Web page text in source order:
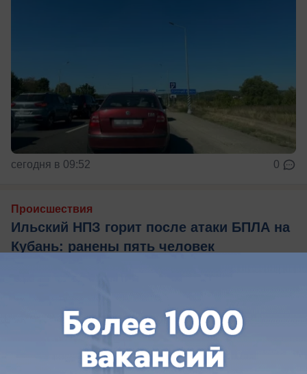
сегодня в 09:52 0
Происшествия
Ильский НПЗ горит после атаки БПЛА на
Кубань: ранены пять человек